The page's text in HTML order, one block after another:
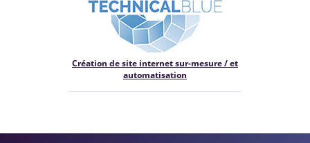
Création de site internet sur-mesure / et
automatisation